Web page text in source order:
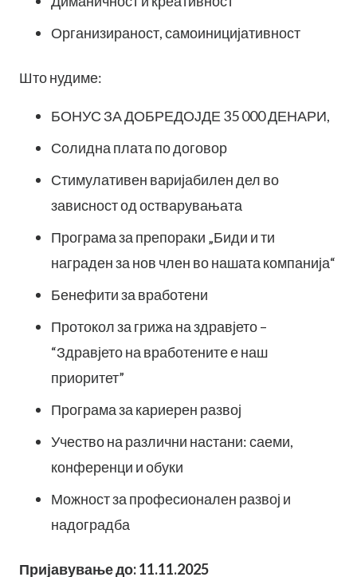
Организираност, самоиницијативност
​Што нудиме:
БОНУС ЗА ДОБРЕДОЈДЕ 35 000 ДЕНАРИ,
Солидна плата по договор
Стимулативен варијабилен дел во
зависност од остварувањата
Програма за препораки „Биди и ти
награден за нов член во нашата компанија“
Бенефити за вработени
Протокол за грижа на здравјето –
“Здравјето на вработените е наш
приоритет”
Програма за кариерен развој
Учество на различни настани: саеми,
конференци и обуки
Можност за професионален развој и
надоградба
Пријавување до: 11.11.2025